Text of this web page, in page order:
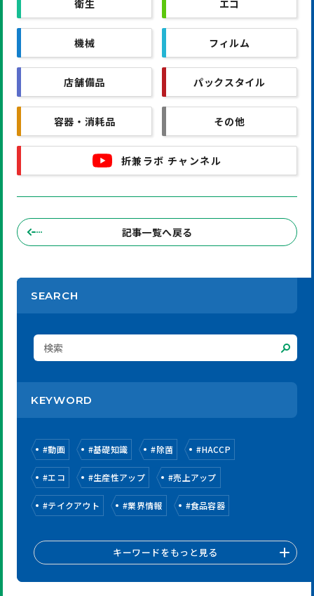
衛生 エコ
機械 フィルム
店舗備品 パックスタイル
容器・消耗品 その他
折兼ラボ チャンネル
記事一覧へ戻る
SEARCH
KEYWORD
#動画 #基礎知識 #除菌 #HACCP
#エコ #生産性アップ #売上アップ
#テイクアウト #業界情報 #食品容器
キーワードをもっと見る